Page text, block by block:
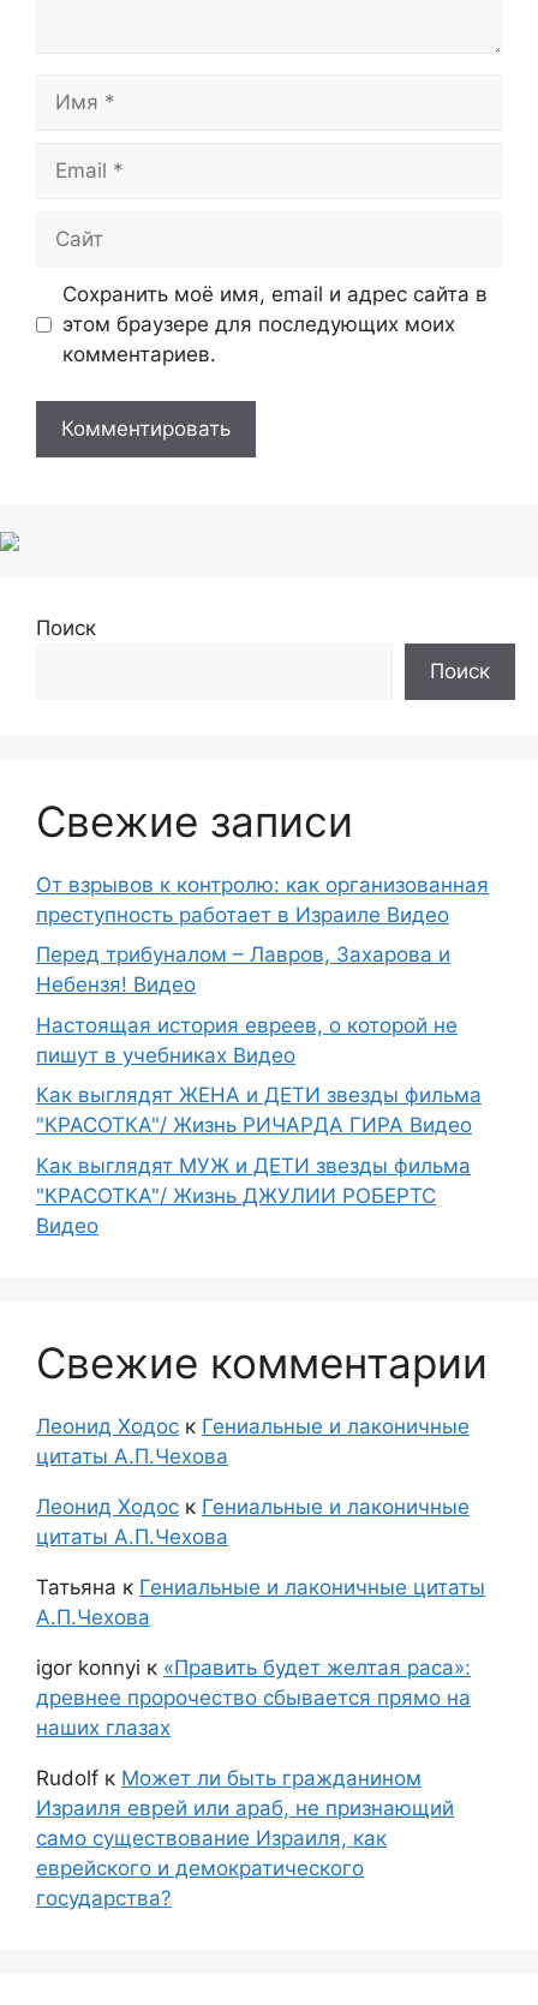
Имя
Email
Сайт
Сохранить моё имя, email и адрес сайта в
этом браузере для последующих моих
комментариев.
Поиск
Поиск
Свежие записи
От взрывов к контролю: как организованная
преступность работает в Израиле Видео
Перед трибуналом – Лавров, Захарова и
Небензя! Видео
Настоящая история евреев, о которой не
пишут в учебниках Видео
Как выглядят ЖЕНА и ДЕТИ звезды фильма
"КРАСОТКА"/ Жизнь РИЧАРДА ГИРА Видео
Как выглядят МУЖ и ДЕТИ звезды фильма
"КРАСОТКА"/ Жизнь ДЖУЛИИ РОБЕРТС
Видео
Свежие комментарии
Леонид Ходос к Гениальные и лаконичные
цитаты А.П.Чехова
Леонид Ходос к Гениальные и лаконичные
цитаты А.П.Чехова
Татьяна к Гениальные и лаконичные цитаты
А.П.Чехова
igor konnyi к «Править будет желтая раса»:
древнее пророчество сбывается прямо на
наших глазах
Rudolf к Может ли быть гражданином
Израиля еврей или араб, не признающий
само существование Израиля, как
еврейского и демократического
государства?